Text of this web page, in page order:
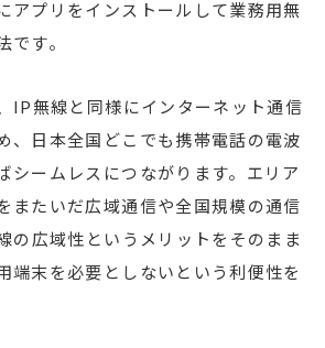
アプリをインストールして業務用無
す。
IP無線と同様にインターネット通信
、日本全国どこでも携帯電話の電波
シームレスにつながります。エリア
またいだ広域通信や全国規模の通信
の広域性というメリットをそのまま
端末を必要としないという利便性を